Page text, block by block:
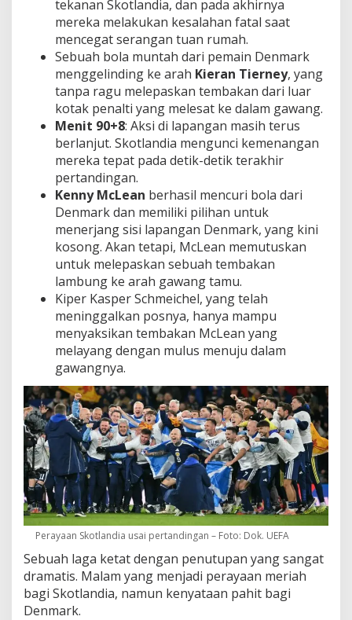
tekanan Skotlandia, dan pada akhirnya
mereka melakukan kesalahan fatal saat
mencegat serangan tuan rumah.
Sebuah bola muntah dari pemain Denmark
menggelinding ke arah Kieran Tierney, yang
tanpa ragu melepaskan tembakan dari luar
kotak penalti yang melesat ke dalam gawang.
Menit 90+8: Aksi di lapangan masih terus
berlanjut. Skotlandia mengunci kemenangan
mereka tepat pada detik-detik terakhir
pertandingan.
Kenny McLean berhasil mencuri bola dari
Denmark dan memiliki pilihan untuk
menerjang sisi lapangan Denmark, yang kini
kosong. Akan tetapi, McLean memutuskan
untuk melepaskan sebuah tembakan
lambung ke arah gawang tamu.
Kiper Kasper Schmeichel, yang telah
meninggalkan posnya, hanya mampu
menyaksikan tembakan McLean yang
melayang dengan mulus menuju dalam
gawangnya.
Perayaan Skotlandia usai pertandingan – Foto: Dok. UEFA
Sebuah laga ketat dengan penutupan yang sangat
dramatis. Malam yang menjadi perayaan meriah
bagi Skotlandia, namun kenyataan pahit bagi
Denmark.